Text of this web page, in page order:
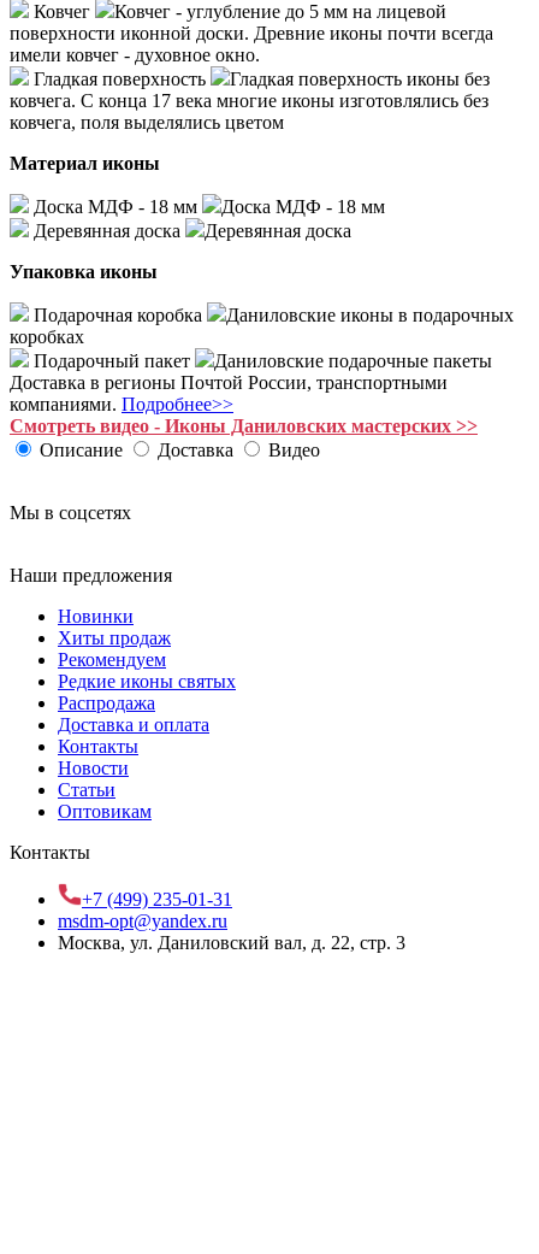
Ковчег
Ковчег - углубление до 5 мм на лицевой
поверхности иконной доски. Древние иконы почти всегда
имели ковчег - духовное окно.
Гладкая поверхность
Гладкая поверхность иконы без
ковчега. С конца 17 века многие иконы изготовлялись без
ковчега, поля выделялись цветом
Материал иконы
Доска МДФ - 18 мм
Доска МДФ - 18 мм
Деревянная доска
Деревянная доска
Упаковка иконы
Подарочная коробка
Даниловские иконы в подарочных
коробках
Подарочный пакет
Даниловские подарочные пакеты
Доставка в регионы Почтой России, транспортными
компаниями. Подробнее>>
Смотреть видео - Иконы Даниловских мастерских >>
Описание
Доставка Видео
Мы в соцсетях
Наши предложения
Новинки
Хиты продаж
Рекомендуем
Редкие иконы святых
Распродажа
Доставка и оплата
Контакты
Новости
Статьи
Оптовикам
Контакты
+7 (499) 235-01-31
msdm-opt@yandex.ru
Москва, ул. Даниловский вал, д. 22, стр. 3